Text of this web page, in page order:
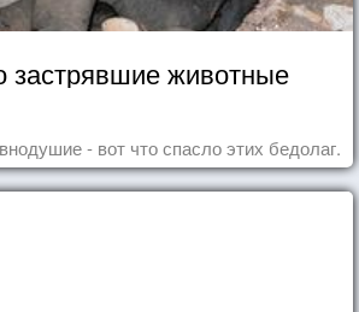
застрявшие животные
- вот что спасло этих бедолаг.